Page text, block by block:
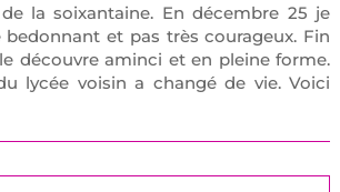
la soixantaine. En décembre 25 je
bedonnant et pas très courageux. Fin
découvre aminci et en pleine forme.
lycée voisin a changé de vie. Voici